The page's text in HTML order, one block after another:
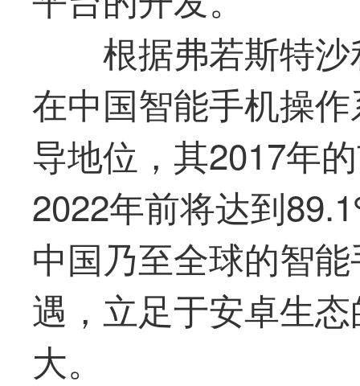
根据弗若斯特
在中国智能手机操
导地位，其2017年
2022年前将达到
中国乃至全球的智
遇，立足于安卓生
大。